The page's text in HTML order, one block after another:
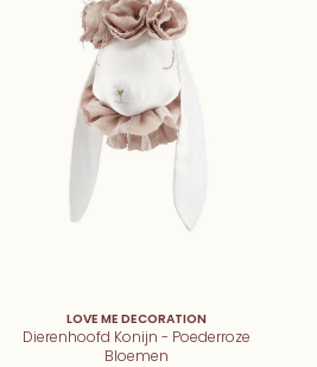
LOVE ME DECORATION
Dierenhoofd Konijn - Poederroze
Bloemen